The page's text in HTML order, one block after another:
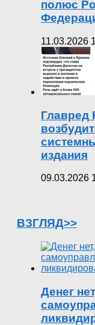
полюс
11.03.2026
Главред
издания
09.03.2026
ВЗГЛЯД>>
Денег